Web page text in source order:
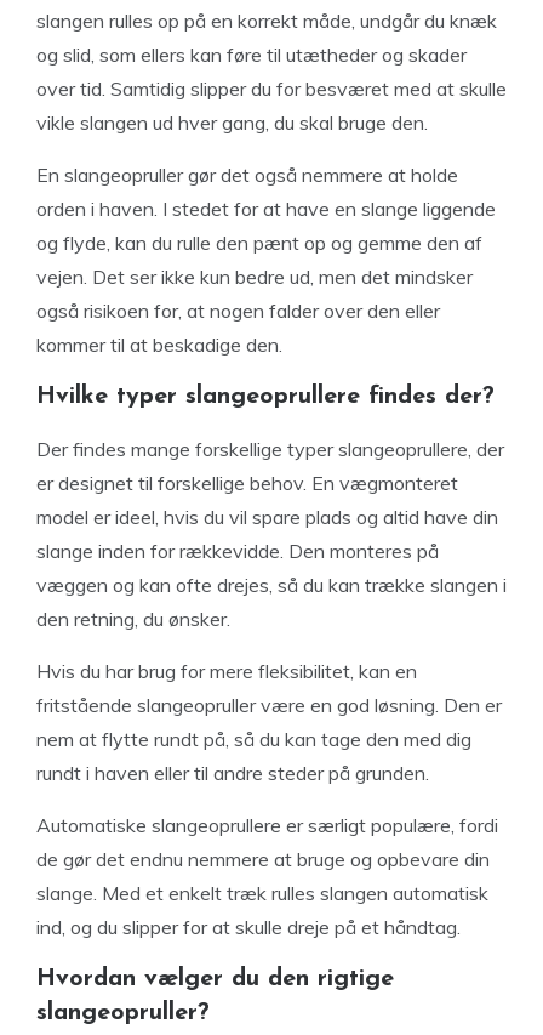
slangen rulles op på en korrekt måde, undgår du knæk
og slid, som ellers kan føre til utætheder og skader
over tid. Samtidig slipper du for besværet med at skulle
vikle slangen ud hver gang, du skal bruge den.
En slangeopruller gør det også nemmere at holde
orden i haven. I stedet for at have en slange liggende
og flyde, kan du rulle den pænt op og gemme den af
vejen. Det ser ikke kun bedre ud, men det mindsker
også risikoen for, at nogen falder over den eller
kommer til at beskadige den.
Hvilke typer slangeoprullere findes der?
Der findes mange forskellige typer slangeoprullere, der
er designet til forskellige behov. En vægmonteret
model er ideel, hvis du vil spare plads og altid have din
slange inden for rækkevidde. Den monteres på
væggen og kan ofte drejes, så du kan trække slangen i
den retning, du ønsker.
Hvis du har brug for mere fleksibilitet, kan en
fritstående slangeopruller være en god løsning. Den er
nem at flytte rundt på, så du kan tage den med dig
rundt i haven eller til andre steder på grunden.
Automatiske slangeoprullere er særligt populære, fordi
de gør det endnu nemmere at bruge og opbevare din
slange. Med et enkelt træk rulles slangen automatisk
ind, og du slipper for at skulle dreje på et håndtag.
Hvordan vælger du den rigtige
slangeopruller?